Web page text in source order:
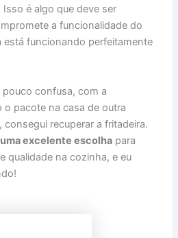
Isso é algo que deve ser
a funcionalidade do
está funcionando perfeitamente
confusa, com a
pacote na casa de outra
recuperar a fritadeira.
uma excelente escolha para
qualidade na cozinha, e eu